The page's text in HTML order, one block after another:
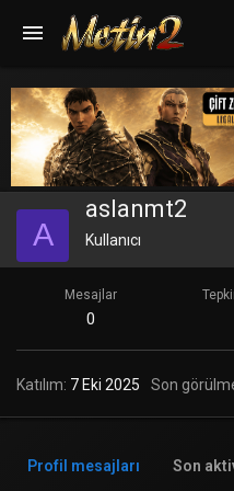
A
aslanmt2
Kullanıcı
Mesajlar
0
Katılım 7 Eki 2025 Son
Profil mesajları Son